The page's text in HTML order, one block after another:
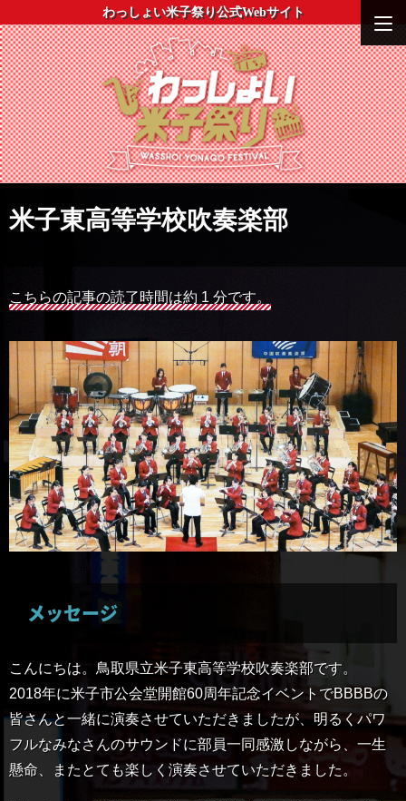
わっしょい米子祭り公式Webサイト
米子東高等学校吹奏楽部
こちらの記事の読了時間は約 1 分です。
メッセージ
こんにちは。鳥取県立米子東高等学校吹奏楽部です。
2018年に米子市公会堂開館60周年記念イベントでBBBBの
皆さんと一緒に演奏させていただきましたが、明るくパワ
フルなみなさんのサウンドに部員一同感激しながら、一生
懸命、またとても楽しく演奏させていただきました。